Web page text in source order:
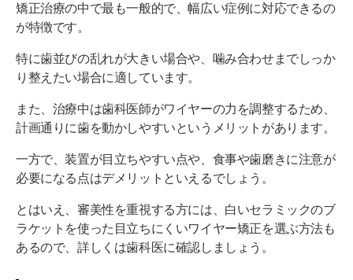
矯正治療の中で最も一般的で、幅広い症例に対応できるの
が特徴です。
特に歯並びの乱れが大きい場合や、噛み合わせまでしっか
り整えたい場合に適しています。
また、治療中は歯科医師がワイヤーの力を調整するため、
計画通りに歯を動かしやすいというメリットがあります。
一方で、装置が目立ちやすい点や、食事や歯磨きに注意が
必要になる点はデメリットといえるでしょう。
とはいえ、審美性を重視する方には、白いセラミックのブ
ラケットを使った目立ちにくいワイヤー矯正を選ぶ方法も
あるので、詳しくは歯科医に確認しましょう。